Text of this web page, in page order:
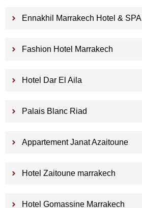
Ennakhil Marrakech Hotel & SPA
Fashion Hotel Marrakech
Hotel Dar El Aila
Palais Blanc Riad
Appartement Janat Azaitoune
Hotel Zaitoune marrakech
Hotel Gomassine Marrakech